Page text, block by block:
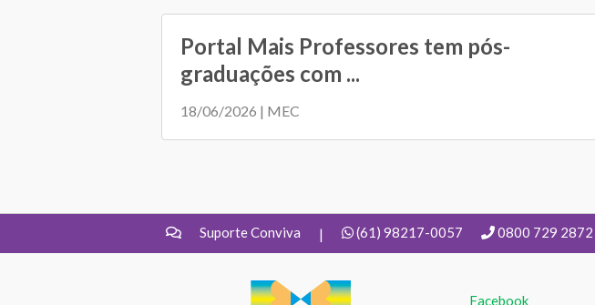
Portal Mais Professores tem pós-
graduações com ...
18/06/2026 | MEC
Suporte Conviva | (61) 98217-0057 0800 729 2872
UNDIME
Facebook